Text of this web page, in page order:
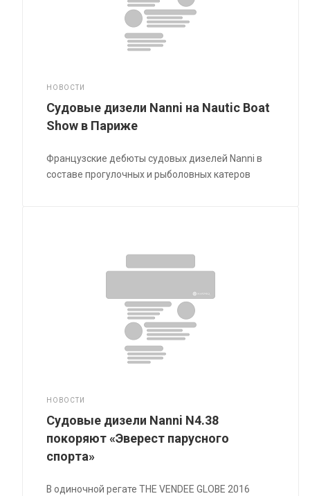
НОВОСТИ
Судовые дизели Nanni на Nautic Boat
Show в Париже
Французские дебюты судовых дизелей Nanni в
составе прогулочных и рыболовных катеров
НОВОСТИ
Судовые дизели Nanni N4.38
покоряют «Эверест парусного
спорта»
В одиночной регате THE VENDEE GLOBE 2016